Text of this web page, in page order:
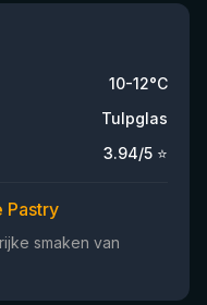
10-12°C
Tulpglas
3.94/5 ⭐
Pastry
smaken van